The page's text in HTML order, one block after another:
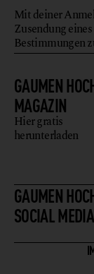
GAUMEN
MAGAZIN
Hier gratis
herunterladen
GAUMEN
SOCIAL MEDIA
Mit deiner
Zusendung
Bestimmungen